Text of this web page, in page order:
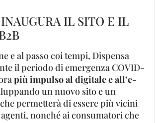
IL SITO E IL
e al passo coi tempi, Dispensa
il periodo di emergenza COVID-
più impulso al digitale e all’e-
un nuovo sito e un
permetterà di essere più vicini
nonché ai consumatori che